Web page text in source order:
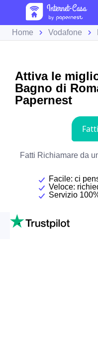
Home Vodafone